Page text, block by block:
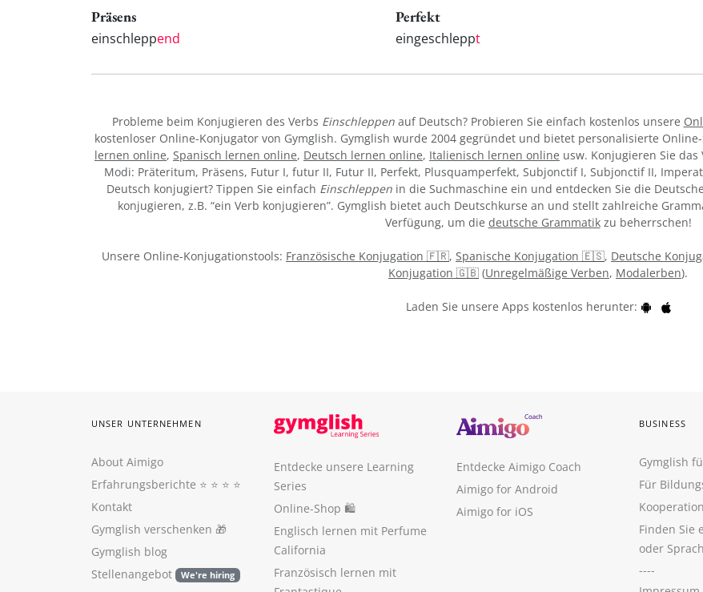
Präsens
einschleppend
Perfekt
eingeschleppt
Probleme beim Konjugieren des Verbs Einschleppenauf Deutsch? Probieren Sie einfach kostenlos unsere
kostenloser Online-Konjugator von Gymglish. Gymglish wurde 2004 gegründet und bietet personalisierte
lernen online, Spanisch lernen online, Deutsch lernen online, Italienisch lernen online usw. Konjugieren Sie das
Modi: Präteritum, Präsens, Futur I, futur II, Futur II, Perfekt, Plusquamperfekt, Subjonctif I, Subjonctif II,
Deutsch konjugiert? Tippen Sie einfach Einschleppen in die Suchmaschine ein und entdecken Sie die
konjugieren, z.B. “ein Verb konjugieren”. Gymglish bietet auch Deutschkurse an und stellt zahlreiche
Verfügung, um die deutsche Grammatikzu beherrschen!
Unsere Online-Konjugationstools: Französische Konjugation 🇫🇷, Spanische Konjugation 🇪🇸, Deutsche
Konjugation 🇬🇧 (Unregelmäßige Verben, Modalerben).
Laden Sie unsere Apps kostenlos herunter:
UNSER UNTERNEHMEN
About Aimigo
Erfahrungsberichte ⭐️ ⭐️ ⭐️ ⭐️
Kontakt
Gymglish verschenken 🎁
Gymglish blog
Stellenangebot
We're hiring
Entdecke unsere Learning
Series
Online-Shop 🛍
Englisch lernen mit Perfume
California
Französisch lernen mit
Entdecke Aimigo Coach
Aimigo for Android
Aimigo for iOS
BUSINESS
Gymglish
Für
Kooperation
Finden Sie
oder
----